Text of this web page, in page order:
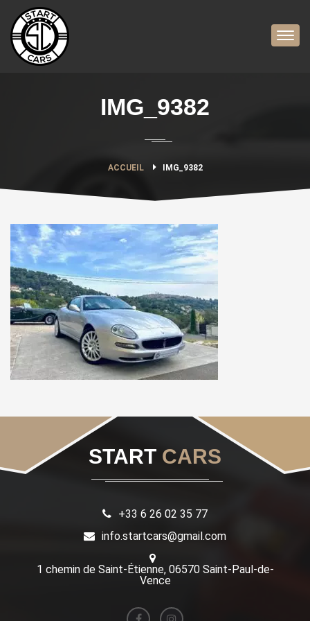
IMG_9382
ACCUEIL IMG_9382
START CARS
+33 6 26 02 35 77
info.startcars@gmail.com
1 chemin de Saint-Étienne, 06570 Saint-Paul-de-
Vence